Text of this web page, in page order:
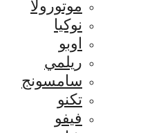
موتورولا
نوكيا
اوبو
ريلمي
سامسونج
تكنو
فيفو